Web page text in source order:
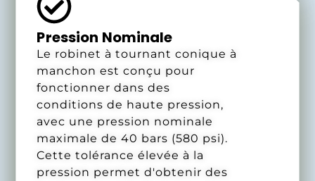
Pression Nominale
Le robinet à tournant conique à
manchon est conçu pour
fonctionner dans des
conditions de haute pression,
avec une pression nominale
maximale de 40 bars (580 psi).
Cette tolérance élevée à la
pression permet d'obtenir des